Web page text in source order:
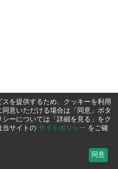
を提供するため、クッキーを利用
意いただける場合は「同意」ボタ
ーについては「詳細を見る」をク
当サイトの サイトポリシー をご確
同意